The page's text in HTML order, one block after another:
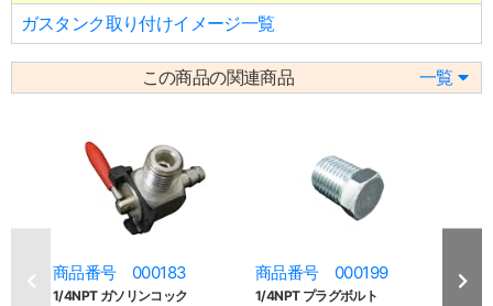
ガスタンク取り付けイメージ一覧
この商品の関連商品 一覧
商品番号 000183
1/4NPT ガソリンコック
商品番号 000199
1/4NPT プラグボルト
商